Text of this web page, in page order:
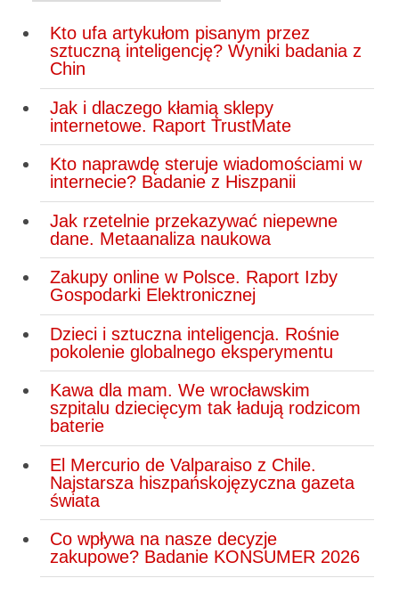
Kto ufa artykułom pisanym przez
sztuczną inteligencję? Wyniki badania z
Chin
Jak i dlaczego kłamią sklepy
internetowe. Raport TrustMate
Kto naprawdę steruje wiadomościami w
internecie? Badanie z Hiszpanii
Jak rzetelnie przekazywać niepewne
dane. Metaanaliza naukowa
Zakupy online w Polsce. Raport Izby
Gospodarki Elektronicznej
Dzieci i sztuczna inteligencja. Rośnie
pokolenie globalnego eksperymentu
Kawa dla mam. We wrocławskim
szpitalu dziecięcym tak ładują rodzicom
baterie
El Mercurio de Valparaiso z Chile.
Najstarsza hiszpańskojęzyczna gazeta
świata
Co wpływa na nasze decyzje
zakupowe? Badanie KONSUMER 2026